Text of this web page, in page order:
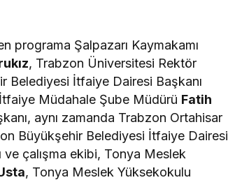
programa Şalpazarı Kaymakamı
, Trabzon Üniversitesi Rektör
Belediyesi İtfaiye Dairesi Başkanı
Müdahale Şube Müdürü Fatih
aynı zamanda Trabzon Ortahisar
Büyükşehir Belediyesi İtfaiye Dairesi
ve çalışma ekibi, Tonya Meslek
, Tonya Meslek Yüksekokulu